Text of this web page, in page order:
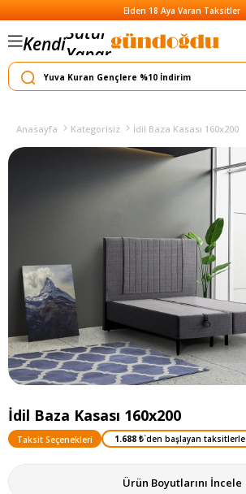
Elden 18 Aya Varan Taksitler
Kendi
Satar
Yapar
Anasayfa Kategorisiz İdil Baza Kasası 160x200
İdil Baza Kasası 160x200
Taksit Seçenekleri 1.688 ₺`den başlayan taksitlerle
Ürün Boyutlarını İncele